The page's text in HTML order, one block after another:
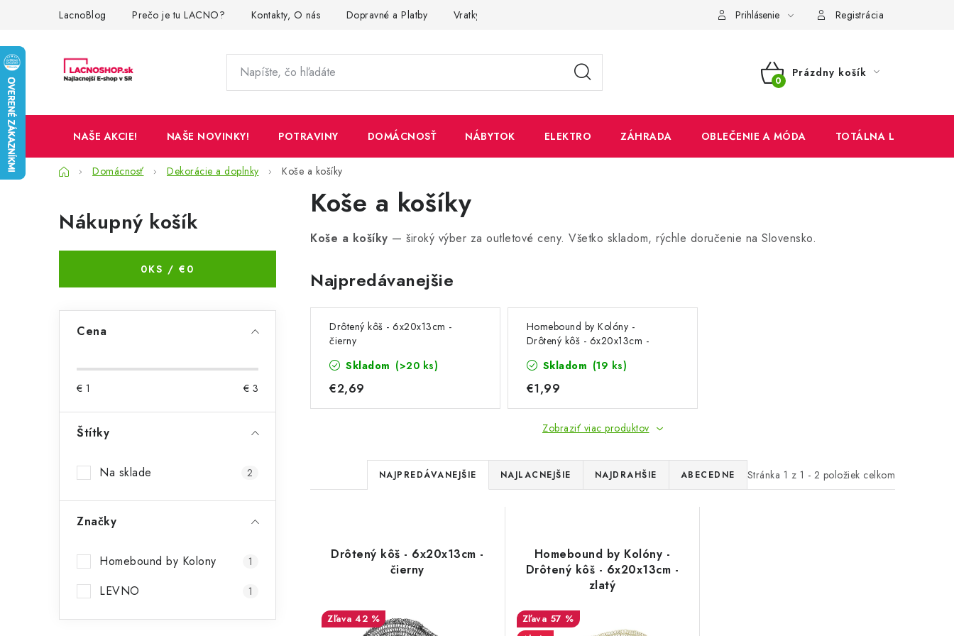
LacnoBlog Prečo je tu LACNO? Kontakty, O nás Dopravné a Platby Vratky a Reklamácie Ochrana osobných údajov Reklamačný poriadok
Prihlásenie Registrácia
NÁKUPNÝ
Prázdny košík
NAŠE AKCIE! NAŠE NOVINKY! POTRAVINY DOMÁCNOSŤ NÁBYTOK ELEKTRO ZÁHRADA OBLEČENIE A MÓDA TOTÁLNA LIKVIDÁCIA
DomovDomácnosť Dekorácie a doplnky Koše a košíky
o
č
n
ý
e
Nákupný košík
0KS / €0
Cena
€ 1 € 3
Štítky
Na sklade 2
Značky
Homebound by Kolony 1
LEVNO 1
Koše a košíky
Koše a košíky — široký výber za outletové ceny. Všetko skladom, rýchle doručenie na Slovensko.
Najpredávanejšie
Drôtený kôš - 6x20x13cm -
čierny
Skladom (>20 ks)
€2,69
Homebound by Kolóny -
Drôtený kôš - 6x20x13cm -
Skladom (19 ks)
€1,99
Zobraziť viac produktov
Stránka 1 z 1 - 2 položiek celkom
R
a
e
i
NAJPREDÁVANEJŠIE NAJLACNEJŠIE NAJDRAHŠIE ABECEDNE
Drôtený kôš - 6x20x13cm -
čierny
42 %
Homebound by Kolóny -
Drôtený kôš - 6x20x13cm -
zlatý
57 %